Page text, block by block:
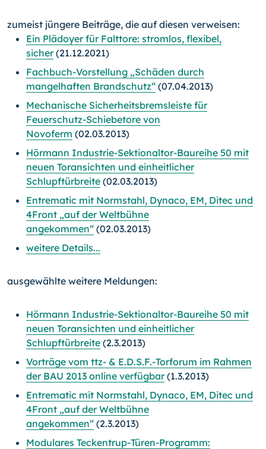
zumeist jüngere Beiträge, die auf diesen verweisen:
Ein Plädoyer für Falttore: stromlos, flexibel,
sicher(21.12.2021)
Fachbuch-Vorstellung „Schäden durch
mangelhaften Brandschutz“ (07.04.2013)
Mechanische Sicherheitsbremsleiste für
Feuerschutz-Schiebetore von
Novoferm (02.03.2013)
Hörmann Industrie-Sektionaltor-Baureihe 50 mit
neuen Toransichten und einheitlicher
Schlupftürbreite (02.03.2013)
Entrematic mit Normstahl, Dynaco, EM, Ditec und
4Front „auf der Weltbühne
angekommen“ (02.03.2013)
weitere Details...
ausgewählte weitere Meldungen:
Hörmann Industrie-Sektionaltor-Baureihe 50 mit
neuen Toransichten und einheitlicher
Schlupftürbreite (2.3.2013)
Vorträge vom ttz- & E.D.S.F.-Torforum im Rahmen
der BAU 2013 online verfügbar(1.3.2013)
Entrematic mit Normstahl, Dynaco, EM, Ditec und
4Front „auf der Weltbühne
angekommen“ (2.3.2013)
Modulares Teckentrup-Türen-Programm: